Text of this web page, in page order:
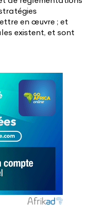
en œuvre ; et
existent, et sont